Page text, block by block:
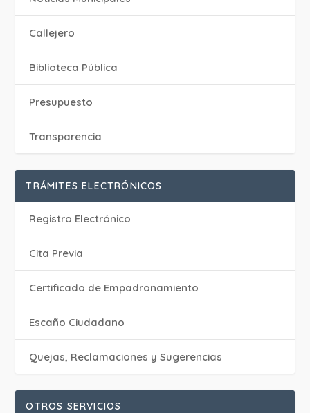
Callejero
Biblioteca Pública
Presupuesto
Transparencia
TRÁMITES ELECTRÓNICOS
Registro Electrónico
Cita Previa
Certificado de Empadronamiento
Escaño Ciudadano
Quejas, Reclamaciones y Sugerencias
OTROS SERVICIOS